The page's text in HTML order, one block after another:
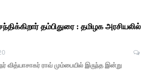
தம்பிதுரை : தமிழக அரசியலில்
வித்யாசாகர் ராவ் மும்பையில் இருந்த இன்று